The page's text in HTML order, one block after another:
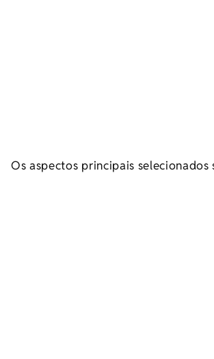
Os aspectos principais selecionados